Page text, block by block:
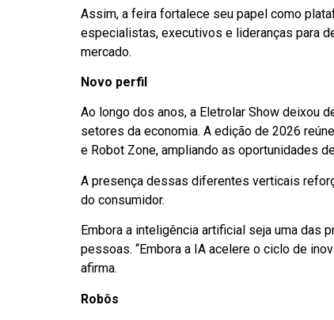
Assim, a feira fortalece seu papel como
especialistas, executivos e lideranças para
mercado.
Novo perfil
Ao longo dos anos, a Eletrolar Show deixou
setores da economia. A edição de 2026
e Robot Zone, ampliando as oportunidades
A presença dessas diferentes verticais
do consumidor.
Embora a inteligência artificial seja uma das
pessoas. “Embora a IA acelere o ciclo de
afirma.
Robôs